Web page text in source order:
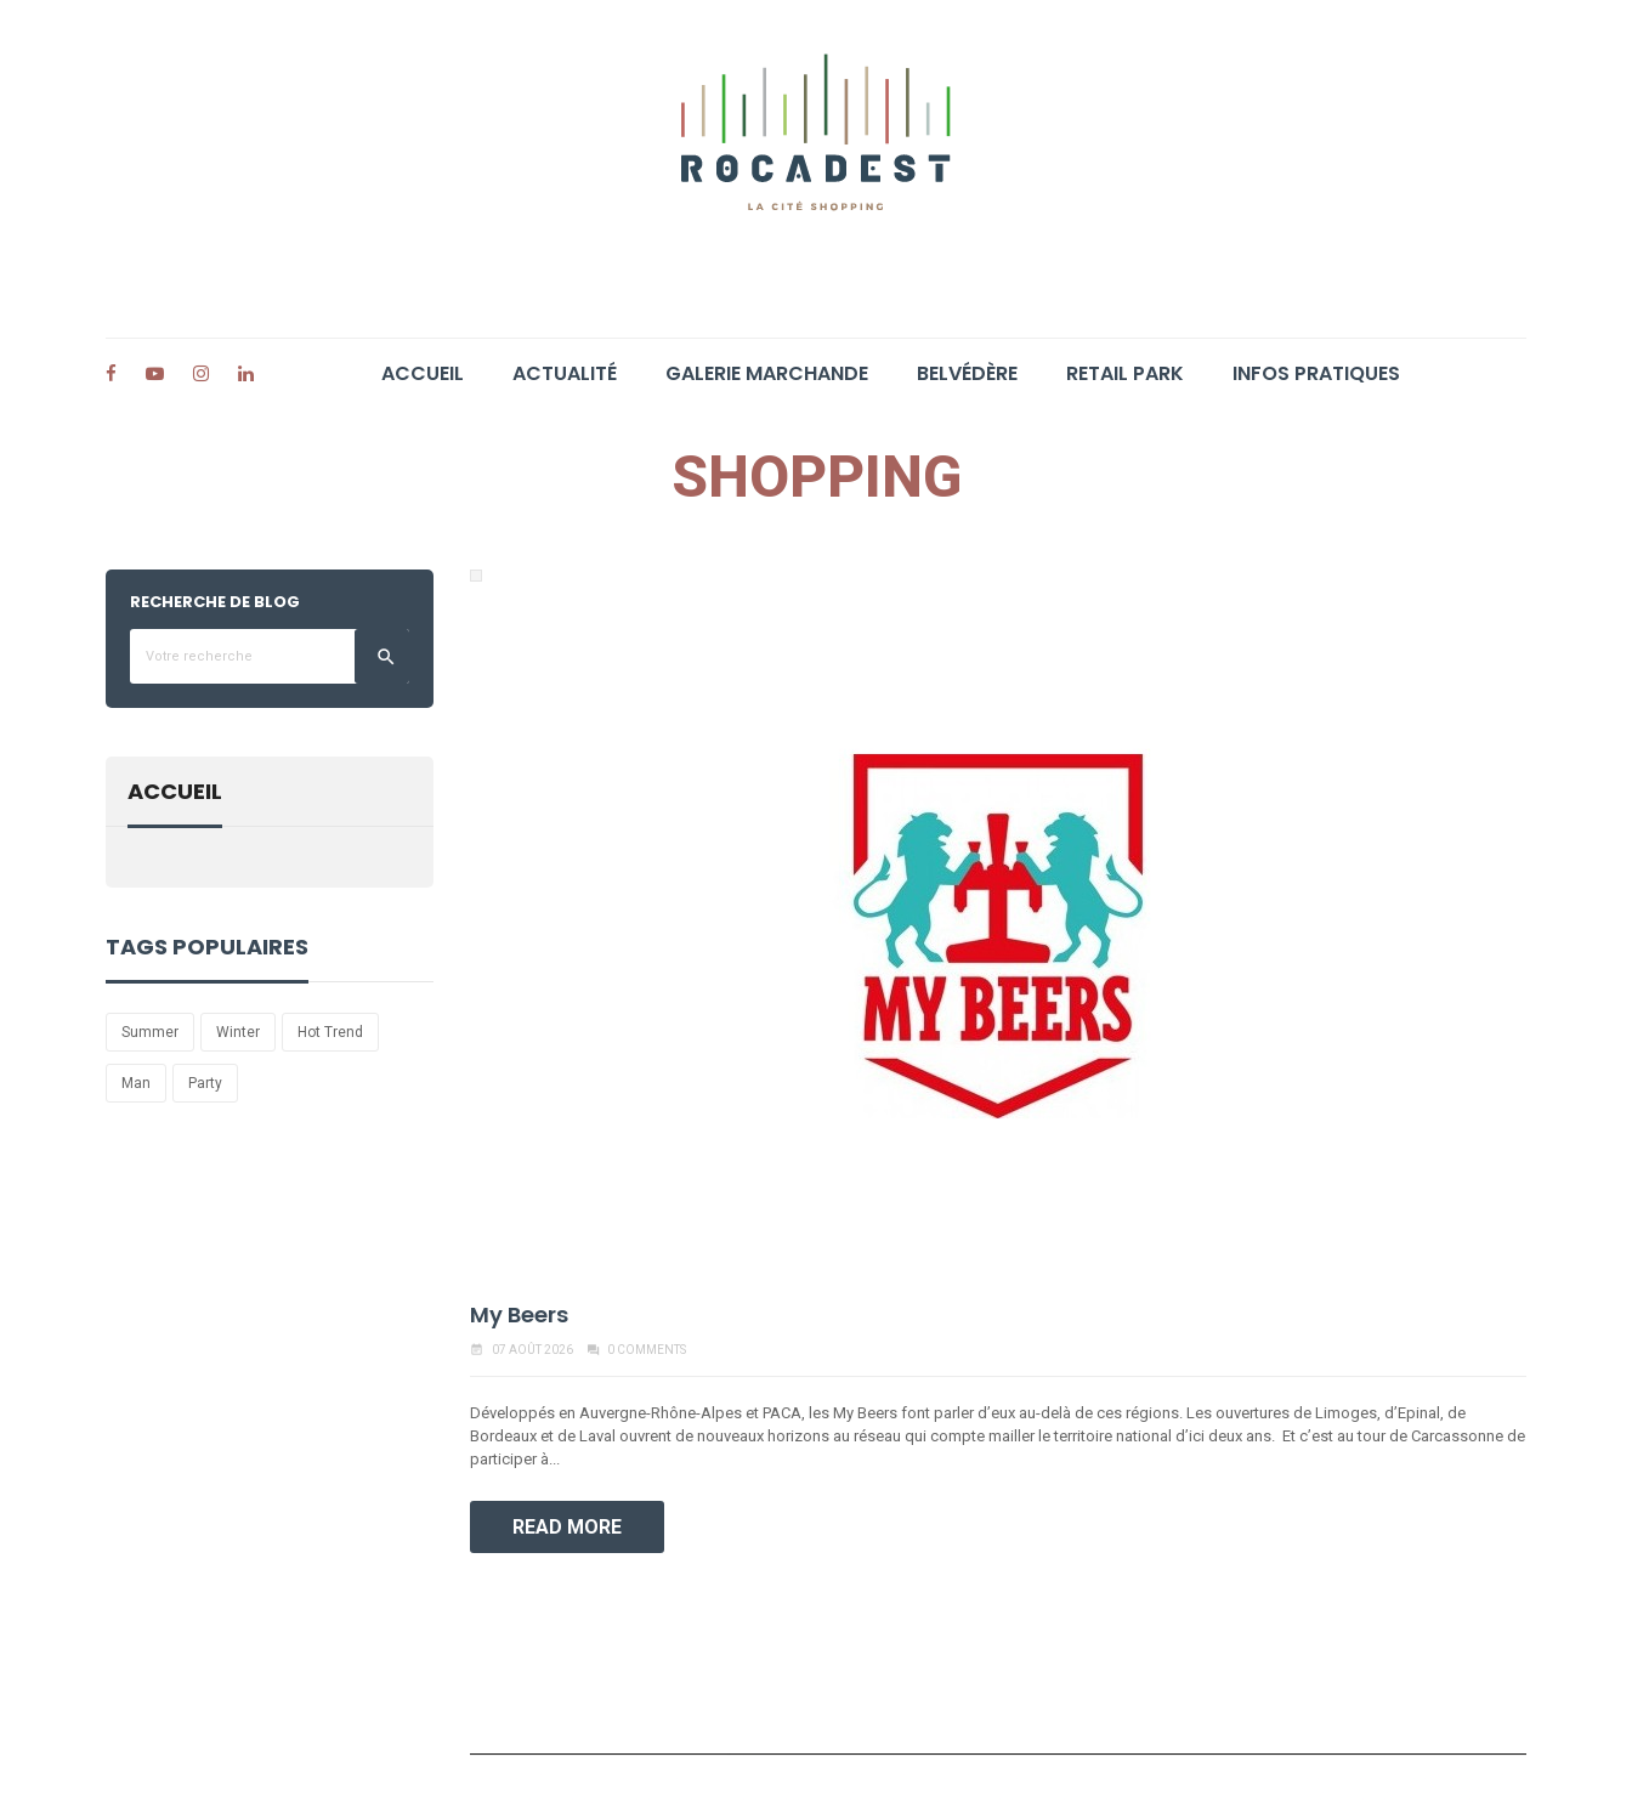
ACCUEIL ACTUALITÉ GALERIE MARCHANDE BELVÉDÈRE RETAIL PARK INFOS PRATIQUES
SHOPPING
RECHERCHE DE BLOG

ACCUEIL
TAGS POPULAIRES
Summer Winter Hot Trend
Man Party
My Beers
event_note 07 AOÛT 2026 0 COMMENTS
Développés en Auvergne-Rhône-Alpes et PACA, les My Beers font parler d’eux au-delà de ces régions. Les ouvertures de Limoges, d’Epinal, de
Bordeaux et de Laval ouvrent de nouveaux horizons au réseau qui compte mailler le territoire national d’ici deux ans. Et c’est au tour de Carcassonne de
participer à...
READ MORE